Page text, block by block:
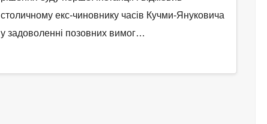
столичному екс-чиновнику часів Кучми-Януковича
у задоволенні позовних вимог…